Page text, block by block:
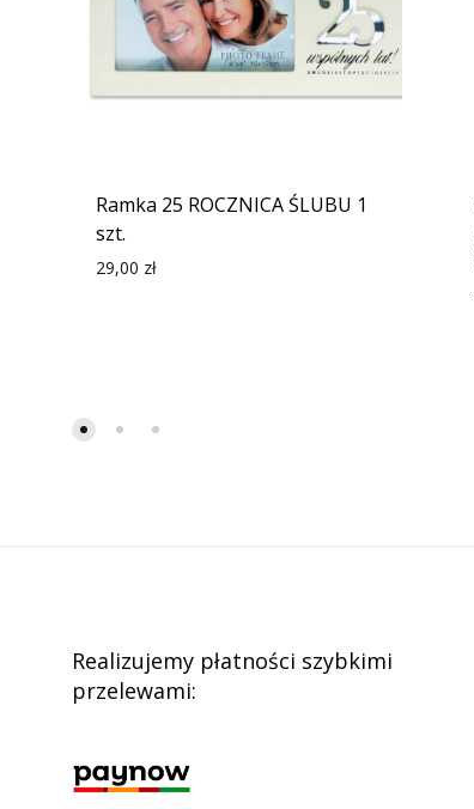
Ramka 25 ROCZNICA ŚLUBU 1
szt.
29,00 zł
Realizujemy płatności szybkimi
przelewami: